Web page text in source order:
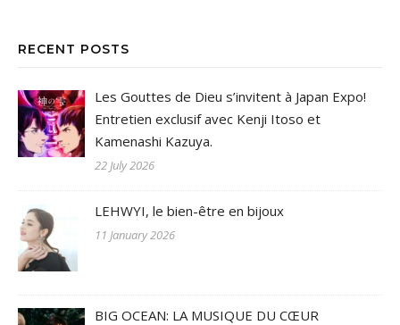
RECENT POSTS
Les Gouttes de Dieu s’invitent à Japan Expo!
Entretien exclusif avec Kenji Itoso et
Kamenashi Kazuya.
22 July 2026
LEHWYI, le bien-être en bijoux
11 January 2026
BIG OCEAN: LA MUSIQUE DU CŒUR